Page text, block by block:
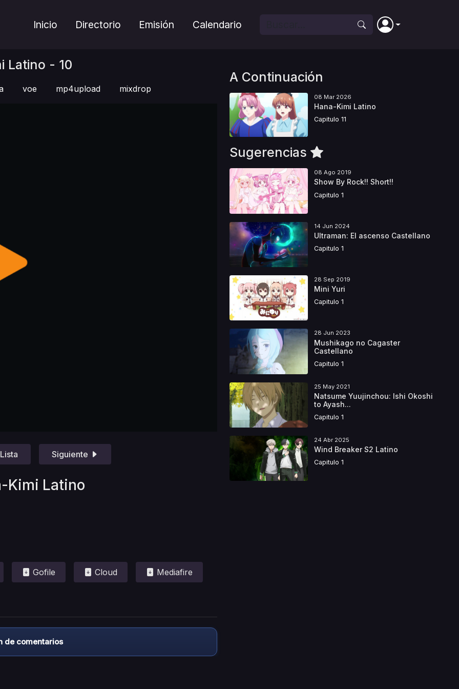
Inicio Directorio Emisión Calendario
Latino - 10
voe mp4upload mixdrop
Lista Siguiente
Kimi Latino
Gofile Cloud Mediafire
de comentarios
A Continuación
08 Mar 2026
Hana-Kimi Latino
Capitulo 11
Sugerencias
08 Ago 2019
Show By Rock!! Short!!
Capitulo 1
14 Jun 2024
Ultraman: El ascenso Castellano
Capitulo 1
28 Sep 2019
Mini Yuri
Capitulo 1
28 Jun 2023
Mushikago no Cagaster
Castellano
Capitulo 1
25 May 2021
Natsume Yuujinchou: Ishi Okoshi
to Ayash...
Capitulo 1
24 Abr 2025
Wind Breaker S2 Latino
Capitulo 1